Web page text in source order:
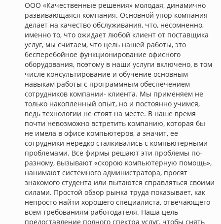
ООО «Качественные решения» молодая, динамично
развивающаяся компания. Основной упор компания
делает на качество обслуживания, что, несомненно,
именно то, что ожидает любой клиент от поставщика
услуг, мы считаем, что цель нашей работы, это
бесперебойное функционирование офисного
оборудования, поэтому в наши услуги включено, в том
числе консультирование и обучение основным
навыкам работы с программным обеспечением
сотрудников компании- клиента. Мы применяем не
только накопленный опыт, но и постоянно учимся,
ведь технологии не стоят на месте. В наше время
почти невозможно встретить компанию, которая бы
не имела в офисе компьютеров, а значит, ее
сотрудники нередко сталкивались с компьютерными
проблемами. Все фирмы решают эти проблемы по-
разному, вызывают «скорою компьютерную помощь»,
нанимают системного администратора, просят
знакомого студента или пытаются справляться своими
силами. Простой обзор рынка труда показывает, как
непросто найти хорошего специалиста, отвечающего
всем требованиям работодателя. Наша цель
предоставление полного спектра услуг, чтобы снять